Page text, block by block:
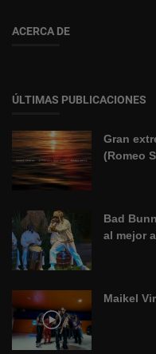
ACERCA DE
ÚLTIMAS PUBLICACIONES
Gran
(Romeo
Bad
al mejor
Maikel